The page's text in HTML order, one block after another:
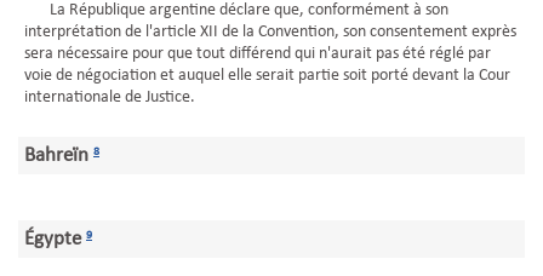
La République argentine déclare que, conformément à son
interprétation de l'article XII de la Convention, son consentement exprès
sera nécessaire pour que tout différend qui n'aurait pas été réglé par
voie de négociation et auquel elle serait partie soit porté devant la Cour
internationale de Justice.
Bahreïn 8
Égypte 9